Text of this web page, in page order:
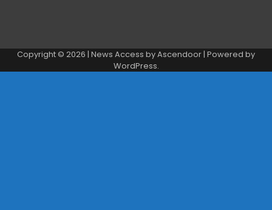
Copyright © 2026 | News Access byAscendoor | Powered by
WordPress.